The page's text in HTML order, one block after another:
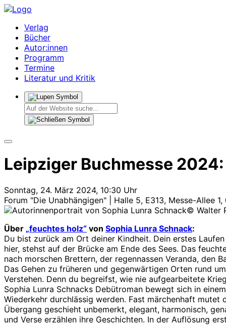
Verlag
Bücher
Autor:innen
Programm
Termine
Literatur und Kritik
Leipziger Buchmesse
Sonntag, 24. März 2024, 10:30 Uhr
Forum "Die Unabhängigen" | Halle 5, E313, Messe-Allee
© Walter
Über „feuchtes holz“ von Sophia Lunra Schnack:
Du bist zurück am Ort deiner Kindheit. Dein erstes
hier, stehst auf der Brücke am Ende des Sees. Das
nach morschen Brettern, der regennassen Veranda, den
Das Gehen zu früheren und gegenwärtigen Orten rund
Verstehen. Denn du begreifst, wie nie aufgearbeitete
Sophia Lunra Schnacks Debütroman bewegt sich in
Wiederkehr durchlässig werden. Fast märchenhaft
Übergang geschieht unbemerkt, elegant, harmonisch,
und Verse erzählen ihre Geschichten. In der Auflösung